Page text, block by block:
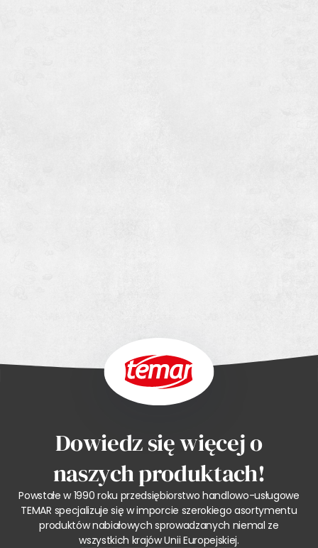
Dowiedz się więcej o
naszych produktach!
Powstałe w 1990 roku przedsiębiorstwo handlowo-usługowe
TEMAR specjalizuje się w imporcie szerokiego asortymentu
produktów nabiałowych sprowadzanych niemal ze
wszystkich krajów Unii Europejskiej.